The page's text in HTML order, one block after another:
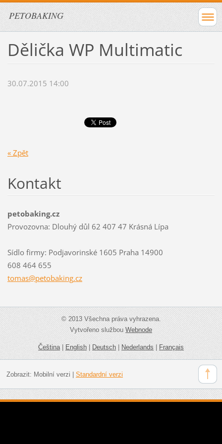
PETOBAKING
Dělička WP Multimatic
30.07.2015 14:00
« Zpět
Kontakt
petobaking.cz
Provozovna: Dlouhý důl 62 407 47 Krásná Lípa
Sídlo firmy: Podjavorinské 1605 Praha 14900
608 464 655
tomas@petobaking.cz
© 2013 Všechna práva vyhrazena.
Vytvořeno službouWebnode
Čeština|English|Deutsch|Nederlands|Français
Zobrazit: Mobilní verzi Standardní verzi